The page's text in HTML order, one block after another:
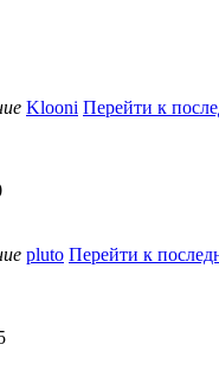
Klooni Перейти к
pluto Перейти к